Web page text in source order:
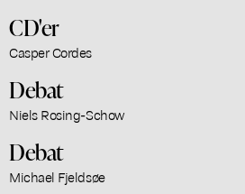
CD'er
Casper Cordes
Debat
Niels Rosing-Schow
Debat
Michael Fjeldsøe